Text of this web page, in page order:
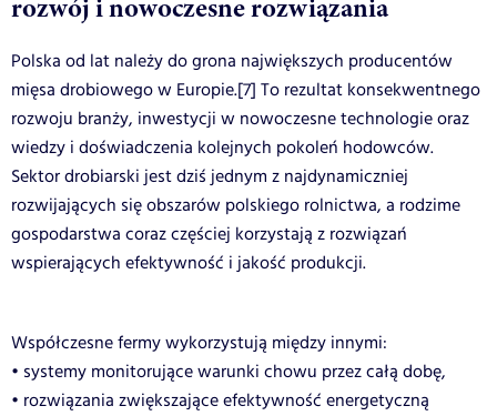
rozwój i nowoczesne rozwiązania
Polska od lat należy do grona największych producentów
mięsa drobiowego w Europie.[7] To rezultat konsekwentnego
rozwoju branży, inwestycji w nowoczesne technologie oraz
wiedzy i doświadczenia kolejnych pokoleń hodowców.
Sektor drobiarski jest dziś jednym z najdynamiczniej
rozwijających się obszarów polskiego rolnictwa, a rodzime
gospodarstwa coraz częściej korzystają z rozwiązań
wspierających efektywność i jakość produkcji.
Współczesne fermy wykorzystują między innymi:
• systemy monitorujące warunki chowu przez całą dobę,
• rozwiązania zwiększające efektywność energetyczną